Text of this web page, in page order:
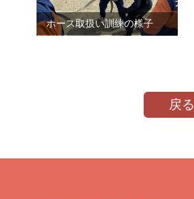
ホース取扱い訓練の様子
戻る